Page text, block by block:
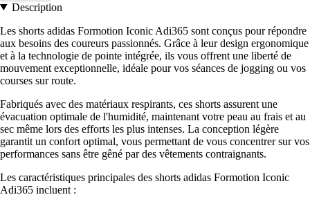
Description
Les shorts adidas Formotion Iconic Adi365 sont conçus pour répondre
aux besoins des coureurs passionnés. Grâce à leur design ergonomique
et à la technologie de pointe intégrée, ils vous offrent une liberté de
mouvement exceptionnelle, idéale pour vos séances de jogging ou vos
courses sur route.
Fabriqués avec des matériaux respirants, ces shorts assurent une
évacuation optimale de l'humidité, maintenant votre peau au frais et au
sec même lors des efforts les plus intenses. La conception légère
garantit un confort optimal, vous permettant de vous concentrer sur vos
performances sans être gêné par des vêtements contraignants.
Les caractéristiques principales des shorts adidas Formotion Iconic
Adi365 incluent :